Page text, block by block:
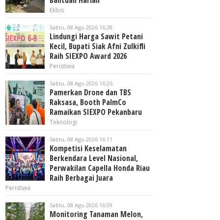
Ekbis
Sabtu, 08 Agu 2026 16:28
Lindungi Harga Sawit Petani
Kecil, Bupati Siak Afni Zulkifli
Raih SIEXPO Award 2026
Peristiwa
Sabtu, 08 Agu 2026 16:26
Pamerkan Drone dan TBS
Raksasa, Booth PalmCo
Ramaikan SIEXPO Pekanbaru
Teknologi
Sabtu, 08 Agu 2026 16:11
Kompetisi Keselamatan
Berkendara Level Nasional,
Perwakilan Capella Honda Riau
Raih Berbagai Juara
Peristiwa
Sabtu, 08 Agu 2026 16:09
Monitoring Tanaman Melon,